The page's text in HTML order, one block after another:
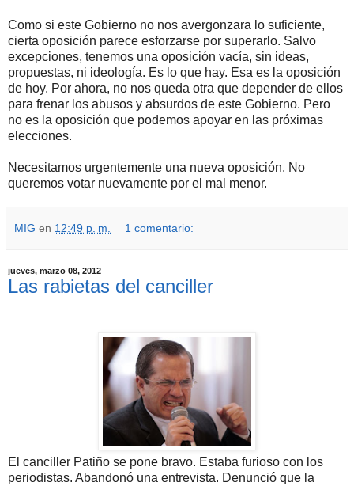
Como si este Gobierno no nos avergonzara lo suficiente,
cierta oposición parece esforzarse por superarlo. Salvo
excepciones, tenemos una oposición vacía, sin ideas,
propuestas, ni ideología. Es lo que hay. Esa es la oposición
de hoy. Por ahora, no nos queda otra que depender de ellos
para frenar los abusos y absurdos de este Gobierno. Pero
no es la oposición que podemos apoyar en las próximas
elecciones.
Necesitamos urgentemente una nueva oposición. No
queremos votar nuevamente por el mal menor.
MIG en 12:49 p. m. 1 comentario:
jueves, marzo 08, 2012
Las rabietas del canciller
El canciller Patiño se pone bravo. Estaba furioso con los
periodistas. Abandonó una entrevista. Denunció que la